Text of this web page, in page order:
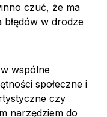
czuć, że ma
błędów w drodze
wspólne
społeczne i
czy
narzędziem do